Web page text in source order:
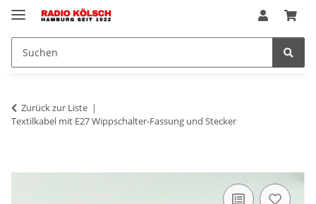
Zurück zur Liste
Textilkabel mit E27 Wippschalter-Fassung und Stecker